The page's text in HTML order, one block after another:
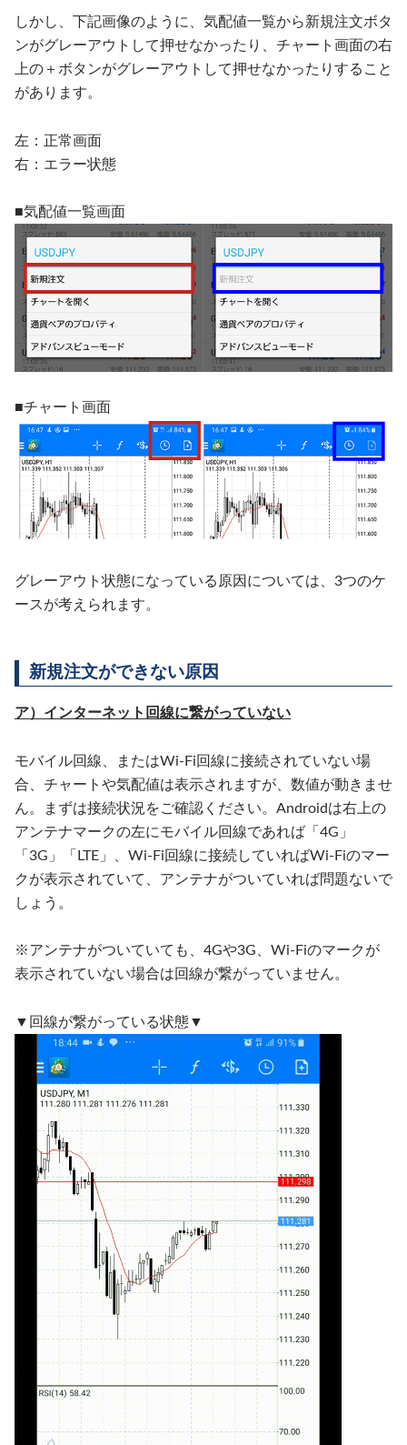
しかし、下記画像のように、気配値一覧から新規注文ボタ
ンがグレーアウトして押せなかったり、チャート画面の右
上の＋ボタンがグレーアウトして押せなかったりすること
があります。
左：正常画面
右：エラー状態
■気配値一覧画面
■チャート画面
グレーアウト状態になっている原因については、3つのケ
ースが考えられます。
新規注文ができない原因
ア）インターネット回線に繋がっていない
モバイル回線、またはWi-Fi回線に接続されていない場
合、チャートや気配値は表示されますが、数値が動きませ
ん。まずは接続状況をご確認ください。Androidは右上の
アンテナマークの左にモバイル回線であれば「4G」
「3G」「LTE」、Wi-Fi回線に接続していればWi-Fiのマー
クが表示されていて、アンテナがついていれば問題ないで
しょう。
※アンテナがついていても、4Gや3G、Wi-Fiのマークが
表示されていない場合は回線が繋がっていません。
▼回線が繋がっている状態▼